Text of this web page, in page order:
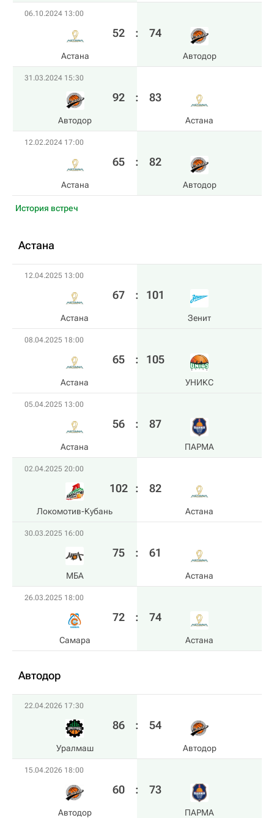
06.10.2024 13:00
Астана
52 : 74
Автодор
31.03.2024 15:30
Автодор
92 : 83
Астана
12.02.2024 17:00
Астана
65 : 82
Автодор
История встреч
Астана
12.04.2025 13:00
Астана
67 : 101
Зенит
08.04.2025 18:00
Астана
65 : 105
УНИКС
05.04.2025 13:00
Астана
56 : 87
ПАРМА
02.04.2025 20:00
Локомотив-Кубань
102 : 82
Астана
30.03.2025 16:00
МБА
75 : 61
Астана
26.03.2025 18:00
Самара
72 : 74
Астана
Автодор
22.04.2026 17:30
Уралмаш
86 : 54
Автодор
15.04.2026 18:00
Автодор
60 : 73
ПАРМА